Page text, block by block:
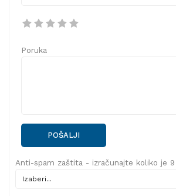
Poruka
POŠALJI
Anti-spam zaštita - izračunajte koliko je